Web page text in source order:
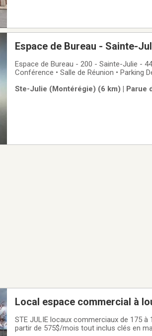
Espace de Bureau - Sainte-
Espace de Bureau - 200 - Sainte-Julie - 4433 PC -
Conférence • Salle de Réunion • Parking Dédié • Ouvert 24h 7 • Fenêtres d'Exposition • Signalisation
Ste-Julie (Montérégie) (6 km) | Parue
Local espace commercial à
STE JULIE locaux commerciaux de 175 à 1 000 pi. ca. , refaits à neuf, pour professionnels, bail tout inclus à
partir de 575$/mois tout inclus clés en